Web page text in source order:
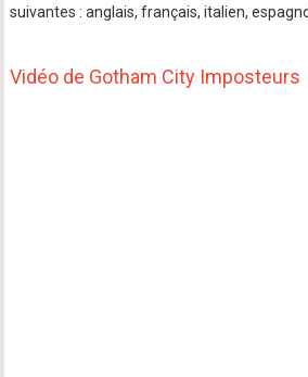
suivantes : anglais, français, italien,
Vidéo de Gotham City Imposteurs